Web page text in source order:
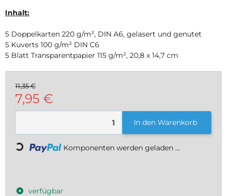
Inhalt:
5 Doppelkarten 220 g/m², DIN A6, gelasert und genutet
5 Kuverts 100 g/m² DIN C6
5 Blatt Transparentpapier 115 g/m², 20,8 x 14,7 cm
11,35 €
7,95 €
inkl. 19% USt. , zzgl.Versand
In den Warenkorb
Loading... Komponenten werden geladen ...
verfügbar